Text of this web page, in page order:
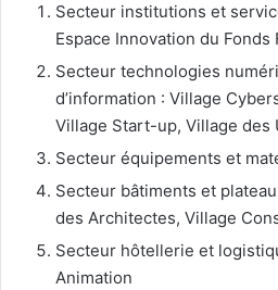
Secteur institutions et
Espace Innovation du Fonds
Secteur technologies
d’information : Village
Village Start-up, Village des
Secteur équipements et
Secteur bâtiments et
des Architectes, Village
Secteur hôtellerie et
Animation